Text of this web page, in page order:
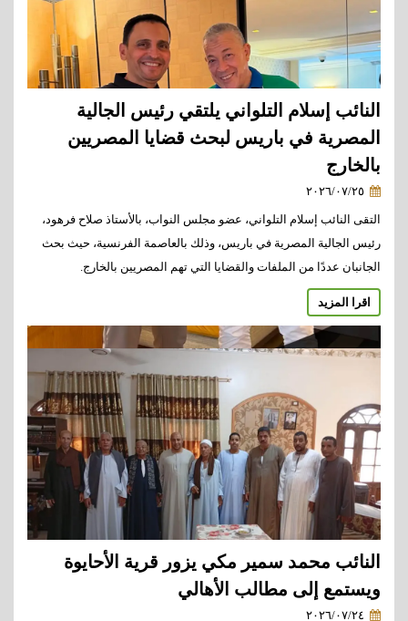
النائب إسلام التلواني يلتقي رئيس الجالية
المصرية في باريس لبحث قضايا المصريين
بالخارج
التقى النائب إسلام التلواني، عضو مجلس النواب، بالأستاذ صلاح فرهود،
رئيس الجالية المصرية في باريس، وذلك بالعاصمة الفرنسية، حيث بحث
الجانبان عددًا من الملفات والقضايا التي تهم المصريين بالخارج.
اقرا المزيد
النائب محمد سمير مكي يزور قرية الأحايوة
ويستمع إلى مطالب الأهالي